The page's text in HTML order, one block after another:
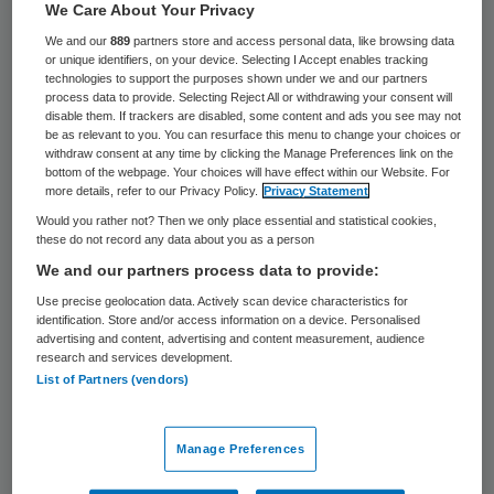
Gertjan Veening is de nieuwe
directeur/bestuurder van Stichting Sprank,
een landelijke christelijke zorgaanbieder
voor verstandelijk gehandicapten. Hij volgt
Rien Brand op die na negen jaar aftreedt.
Hij gaat als bestuurder bij Profila Zorg in
Houten aan de slag.
Loopbaan Veening
Veening was tot voor kort regiomanager
Oost en portefeuillehouder financiën en
huisvesting bijSprank. De raad van toezicht
heeft Veening op basis van deze ervaring en
zijn persoonlijkheid benoemd tot
We Care About Your Privacy
We and our889 partners store and access personal data, like browsing data
or unique identifiers, on your device. Selecting I Accept enables tracking
technologies to support the purposes shown under we and our partners
process data to provide. Selecting Reject All or withdrawing your consent will
disable them. If trackers are disabled, some content and ads you see may not
be as relevant to you. You can resurface this menu to change your choices or
withdraw consent at any time by clicking the Manage Preferences link on the
bottom of the webpage. Your choices will have effect within our Website. For
more details, refer to our Privacy Policy.
Privacy Statement
Would you rather not? Then we only place essential and statistical cookies,
these do not record any data about you as a person
We and our partners process data to provide:
Use precise geolocation data. Actively scan device characteristics for
identification. Store and/or access information on a device. Personalised
advertising and content, advertising and content measurement, audience
research and services development.
List of Partners (vendors)
Manage Preferences